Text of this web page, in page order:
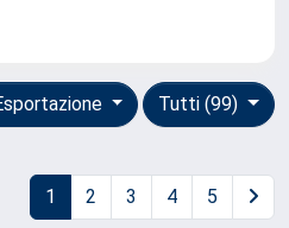
Tutti (99)
1 2 3 4 5